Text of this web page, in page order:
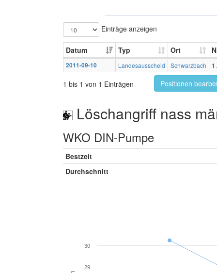
Einträge anzeigen
Datum Typ Ort N
2011-09-10 Landesausscheid Schwarzbach 1
1 bis 1 von 1 Einträgen Positionen
Löschangriff nass
WKO DIN-Pumpe
Bestzeit
Durchschnitt
29
30